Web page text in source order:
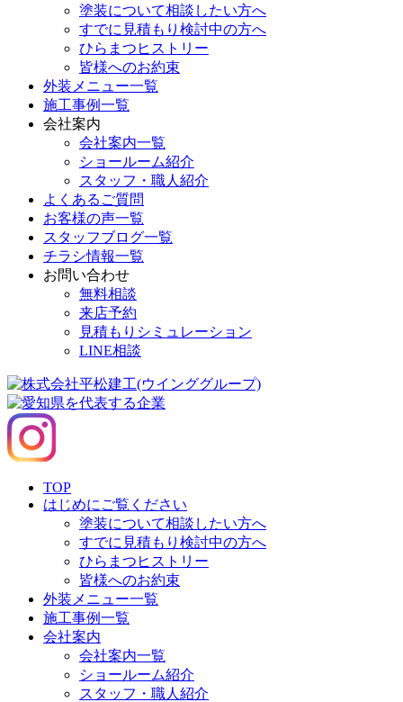
塗装について相談したい方へ
すでに見積もり検討中の方へ
ひらまつヒストリー
皆様へのお約束
外装メニュー一覧
施工事例一覧
会社案内
会社案内一覧
ショールーム紹介
スタッフ・職人紹介
よくあるご質問
お客様の声一覧
スタッフブログ一覧
チラシ情報一覧
お問い合わせ
無料相談
来店予約
見積もりシミュレーション
LINE相談
TOP
はじめにご覧ください
塗装について相談したい方へ
すでに見積もり検討中の方へ
ひらまつヒストリー
皆様へのお約束
外装メニュー一覧
施工事例一覧
会社案内
会社案内一覧
ショールーム紹介
スタッフ・職人紹介